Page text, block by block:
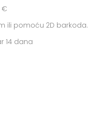
€
ili pomoću 2D barkoda.
14 dana